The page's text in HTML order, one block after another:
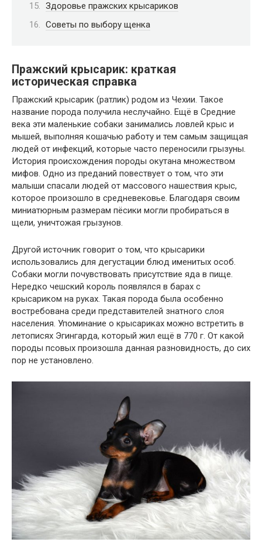
Здоровье пражских крысариков
Советы по выбору щенка
Пражский крысарик: краткая
историческая справка
Пражский крысарик (ратлик) родом из Чехии. Такое
название порода получила неслучайно. Ещё в Средние
века эти маленькие собаки занимались ловлей крыс и
мышей, выполняя кошачью работу и тем самым защищая
людей от инфекций, которые часто переносили грызуны.
История происхождения породы окутана множеством
мифов. Одно из преданий повествует о том, что эти
малыши спасали людей от массового нашествия крыс,
которое произошло в средневековье. Благодаря своим
миниатюрным размерам пёсики могли пробираться в
щели, уничтожая грызунов.
Другой источник говорит о том, что крысарики
использовались для дегустации блюд именитых особ.
Собаки могли почувствовать присутствие яда в пище.
Нередко чешский король появлялся в барах с
крысариком на руках. Такая порода была особенно
востребована среди представителей знатного слоя
населения. Упоминание о крысариках можно встретить в
летописях Эгингарда, который жил ещё в 770 г. От какой
породы псовых произошла данная разновидность, до сих
пор не установлено.